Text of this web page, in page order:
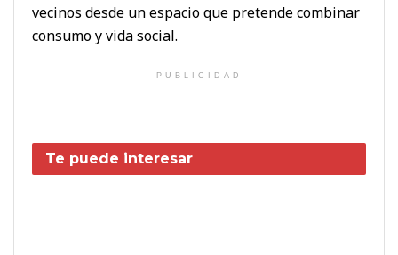
vecinos desde un espacio que pretende combinar
consumo y vida social.
PUBLICIDAD
Te puede interesar